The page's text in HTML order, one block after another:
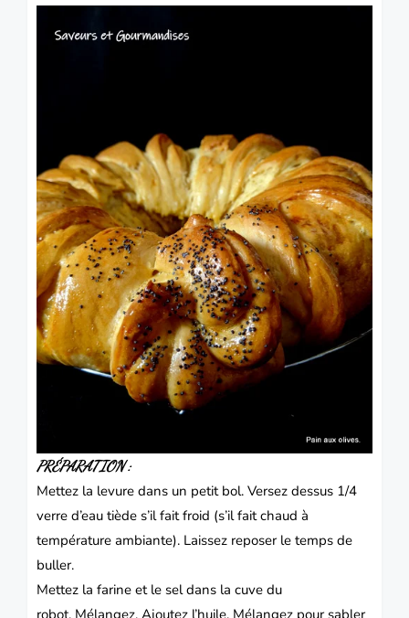
PRÉPARATION :
Mettez la levure dans un petit bol. Versez dessus 1/4
verre d’eau tiède s’il fait froid (s’il fait chaud à
température ambiante). Laissez reposer le temps de
buller.
Mettez la farine et le sel dans la cuve du